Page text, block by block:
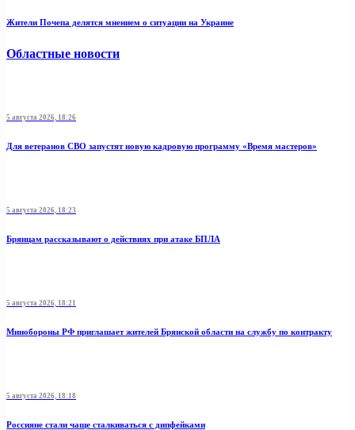
Жители Почепа делятся мнением о ситуации на Украине
Областные новости
5 августа 2026, 18:26
Для ветеранов СВО запустят новую кадровую программу «Время мастеров»
5 августа 2026, 18:23
Брянцам рассказывают о действиях при атаке БПЛА
5 августа 2026, 18:21
Минобoроны РФ приглaшaет житeлeй Брянской области на службу по контракту
5 августа 2026, 18:18
Россияне стали чаще сталкиваться с дипфейками